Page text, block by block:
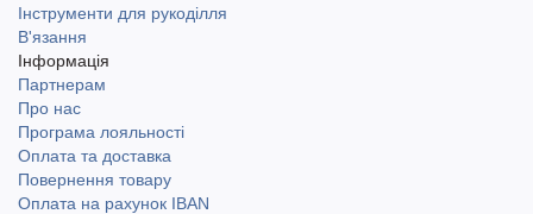
Інструменти для рукоділля
В'язання
Інформація
Партнерам
Про нас
Програма лояльності
Оплата та доставка
Повернення товару
Оплата на рахунок IBAN